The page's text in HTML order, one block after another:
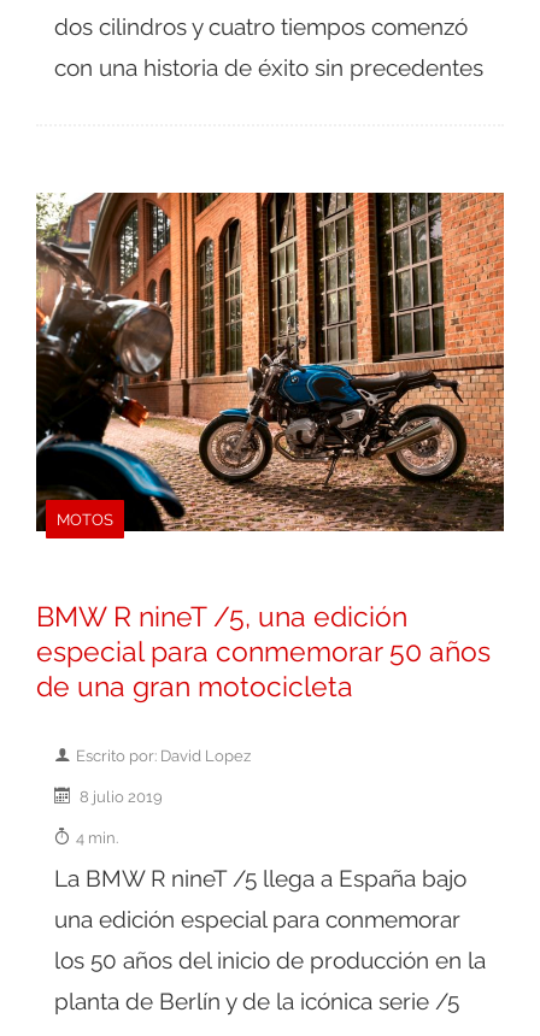
dos cilindros y cuatro tiempos comenzó
con una historia de éxito sin precedentes
MOTOS
BMW R nineT /5, una edición
especial para conmemorar 50 años
de una gran motocicleta
Escrito por: David Lopez
8 julio 2019
4 min.
La BMW R nineT /5 llega a España bajo
una edición especial para conmemorar
los 50 años del inicio de producción en la
planta de Berlín y de la icónica serie /5